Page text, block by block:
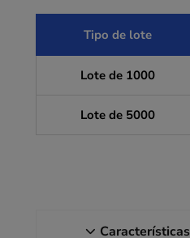
Tipo de lote
Lote de 1000
Lote de 5000
Características